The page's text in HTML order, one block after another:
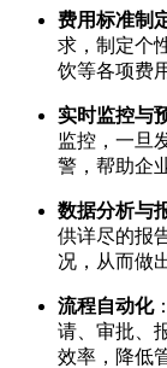
费用标准制
求，制定个
饮等各项费
实时监控与
监控，一旦
警，帮助企
数据分析与
供详尽的报
况，从而做
流程自动化
请、审批、
效率，降低